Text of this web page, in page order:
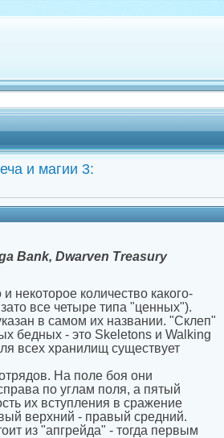
и магии 3:
Bank, Dwarven Treasury
количество какого-
все четыре типа "ценных").
в самом их названии. "Склеп"
бедных - это Skeletons и Walking
всех хранилищ существует
На поле боя они
по углам поля, а пятый
их вступления в сражение
верхний - правый средний.
из "апгрейда" - тогда первым